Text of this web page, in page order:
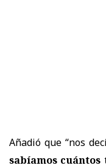
Añadió que “nos
sabíamos